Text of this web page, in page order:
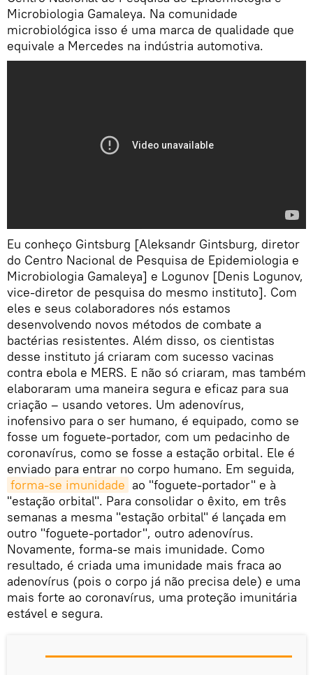
Microbiologia Gamaleya. Na comunidade
microbiológica isso é uma marca de qualidade que
equivale a Mercedes na indústria automotiva.
Eu conheço Gintsburg [Aleksandr Gintsburg, diretor
do Centro Nacional de Pesquisa de Epidemiologia e
Microbiologia Gamaleya] e Logunov [Denis Logunov,
vice-diretor de pesquisa do mesmo instituto]. Com
eles e seus colaboradores nós estamos
desenvolvendo novos métodos de combate a
bactérias resistentes. Além disso, os cientistas
desse instituto já criaram com sucesso vacinas
contra ebola e MERS. E não só criaram, mas também
elaboraram uma maneira segura e eficaz para sua
criação – usando vetores. Um adenovírus,
inofensivo para o ser humano, é equipado, como se
fosse um foguete-portador, com um pedacinho de
coronavírus, como se fosse a estação orbital. Ele é
enviado para entrar no corpo humano. Em seguida,
forma-se imunidade ao "foguete-portador" e à
"estação orbital". Para consolidar o êxito, em três
semanas a mesma "estação orbital" é lançada em
outro "foguete-portador", outro adenovírus.
Novamente, forma-se mais imunidade. Como
resultado, é criada uma imunidade mais fraca ao
adenovírus (pois o corpo já não precisa dele) e uma
mais forte ao coronavírus, uma proteção imunitária
estável e segura.